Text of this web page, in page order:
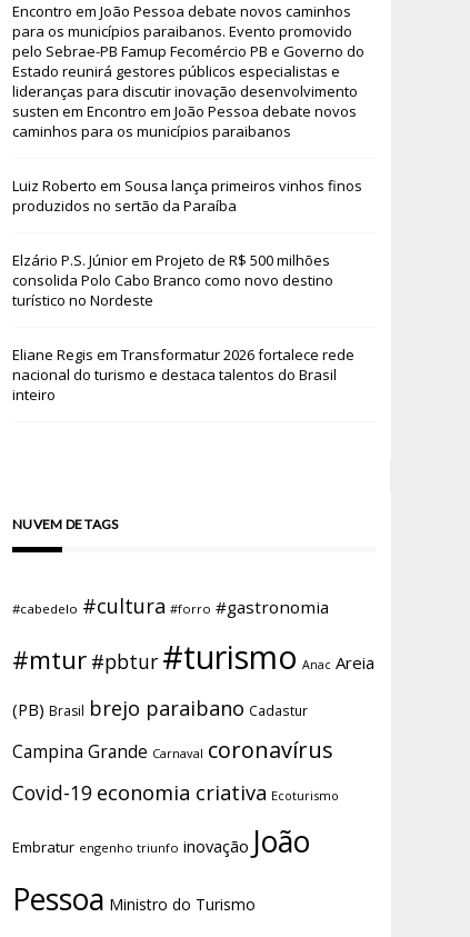
Encontro em João Pessoa debate novos caminhos
para os municípios paraibanos. Evento promovido
pelo Sebrae-PB Famup Fecomércio PB e Governo do
Estado reunirá gestores públicos especialistas e
lideranças para discutir inovação desenvolvimento
susten em Encontro em João Pessoa debate novos
caminhos para os municípios paraibanos
Luiz Roberto em Sousa lança primeiros vinhos finos
produzidos no sertão da Paraíba
Elzário P.S. Júniorem Projeto de R$ 500 milhões
consolida Polo Cabo Branco como novo destino
turístico no Nordeste
Eliane Regis em Transformatur 2026 fortalece rede
nacional do turismo e destaca talentos do Brasil
inteiro
NUVEM DE TAGS
#cabedelo #cultura #forro #gastronomia
#mtur #pbtur #turismo Anac Areia
(PB) Brasil brejo paraibano Cadastur
Campina Grande Carnaval coronavírus
Covid-19 economia criativa Ecoturismo
Embratur engenho triunfo inovação João
Pessoa Ministro do Turismo